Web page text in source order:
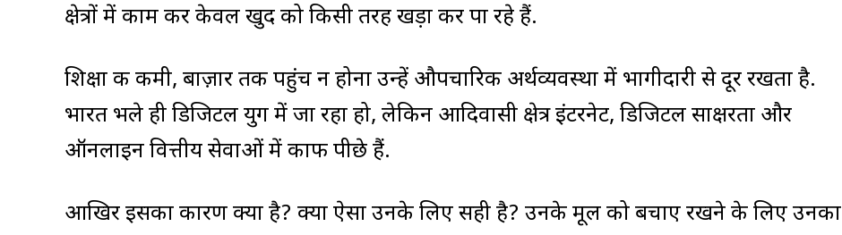
क्षेत्रों में काम कर केवल खुद को किसी तरह खड़ा कर पा रहे हैं.
शिक्षा की कमी, बाज़ार तक पहुंच न होना उन्हें औपचारिक अर्थव्यवस्था में भागीदारी से दूर रखता है.
भारत भले ही डिजिटल युग में जा रहा हो, लेकिन आदिवासी क्षेत्र इंटरनेट, डिजिटल साक्षरता और
ऑनलाइन वित्तीय सेवाओं में काफी पीछे हैं.
आखिर इसका कारण क्या है? क्या ऐसा उनके लिए सही है? उनके मूल को बचाए रखने के लिए उनका